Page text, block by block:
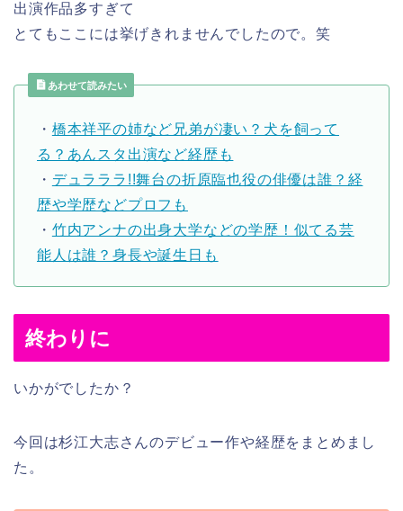
出演作品多すぎて
とてもここには挙げきれませんでしたので。笑
あわせて読みたい
・ 橋本祥平の姉など兄弟が凄い？犬を飼って
る？あんスタ出演など経歴も
・ デュラララ!!舞台の折原臨也役の俳優は誰？経
歴や学歴などプロフも
・ 竹内アンナの出身大学などの学歴！似てる芸
能人は誰？身長や誕生日も
終わりに
いかがでしたか？
今回は杉江大志さんのデビュー作や経歴をまとめまし
た。